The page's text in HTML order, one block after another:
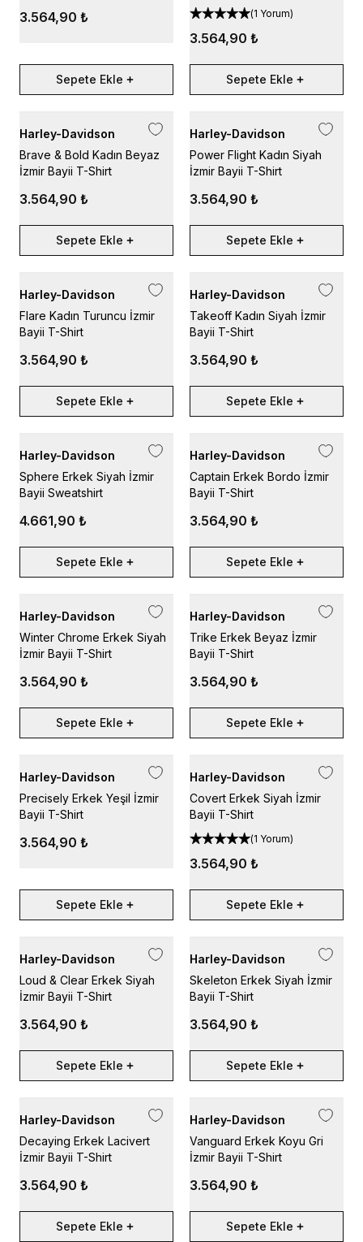
3.564,90 ₺
Sepete Ekle
(1 Yorum)
3.564,90 ₺
Sepete Ekle
Harley-Davidson
Brave & Bold Kadın Beyaz
İzmir Bayii T-Shirt
3.564,90 ₺
Sepete Ekle
Harley-Davidson
Power Flight Kadın Siyah
İzmir Bayii T-Shirt
3.564,90 ₺
Sepete Ekle
Harley-Davidson
Flare Kadın Turuncu İzmir
Bayii T-Shirt
3.564,90 ₺
Sepete Ekle
Harley-Davidson
Takeoff Kadın Siyah İzmir
Bayii T-Shirt
3.564,90 ₺
Sepete Ekle
Harley-Davidson
Sphere Erkek Siyah İzmir
Bayii Sweatshirt
4.661,90 ₺
Sepete Ekle
Harley-Davidson
Captain Erkek Bordo İzmir
Bayii T-Shirt
3.564,90 ₺
Sepete Ekle
Harley-Davidson
Winter Chrome Erkek Siyah
İzmir Bayii T-Shirt
3.564,90 ₺
Sepete Ekle
Harley-Davidson
Trike Erkek Beyaz İzmir
Bayii T-Shirt
3.564,90 ₺
Sepete Ekle
Harley-Davidson
Precisely Erkek Yeşil İzmir
Bayii T-Shirt
3.564,90 ₺
Sepete Ekle
Harley-Davidson
Covert Erkek Siyah İzmir
Bayii T-Shirt
(1 Yorum)
3.564,90 ₺
Sepete Ekle
Harley-Davidson
Loud & Clear Erkek Siyah
İzmir Bayii T-Shirt
3.564,90 ₺
Sepete Ekle
Harley-Davidson
Skeleton Erkek Siyah İzmir
Bayii T-Shirt
3.564,90 ₺
Sepete Ekle
Harley-Davidson
Decaying Erkek Lacivert
İzmir Bayii T-Shirt
3.564,90 ₺
Sepete Ekle
Harley-Davidson
Vanguard Erkek Koyu Gri
İzmir Bayii T-Shirt
3.564,90 ₺
Sepete Ekle